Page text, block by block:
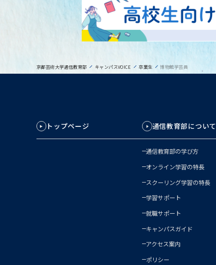
京都芸術大学通信教育部 キャンパスVOICE 卒業生 博物館学芸員
トップページ 通信教育部について
通信教育部の学び方
オンライン学習の特長
スクーリング学習の特長
学習サポート
就職サポート
キャンパスガイド
アクセス案内
ポリシー